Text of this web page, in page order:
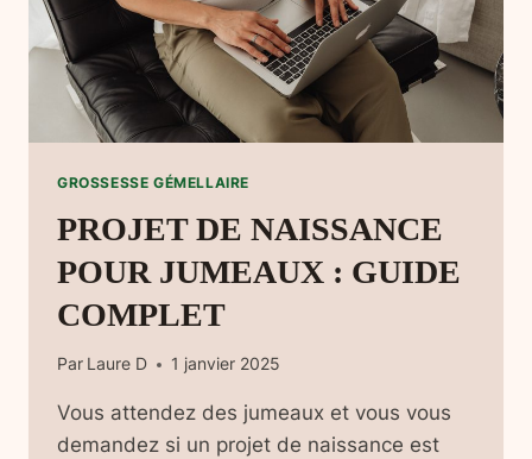
GROSSESSE GÉMELLAIRE
PROJET DE NAISSANCE
POUR JUMEAUX : GUIDE
COMPLET
Par Laure D 1 janvier 2025
Vous attendez des jumeaux et vous vous
demandez si un projet de naissance est